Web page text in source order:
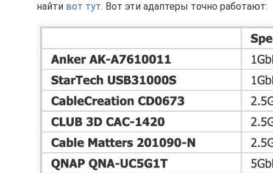
найти вот тут. Вот эти адаптеры точно работают: